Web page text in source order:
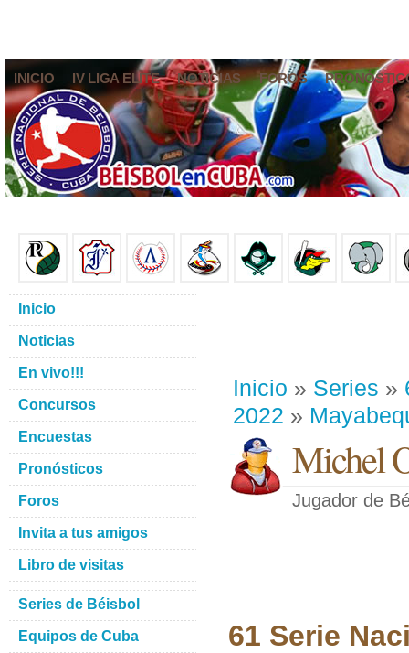
INICIO IV LIGA ELITE NOTICIAS FOROS
Inicio » Series »
2022 »
Michel
Jugador de
61 Serie
Inicio
Noticias
En vivo!!!
Concursos
Encuestas
Pronósticos
Foros
Invita a tus amigos
Libro de visitas
Series de Béisbol
Equipos de Cuba